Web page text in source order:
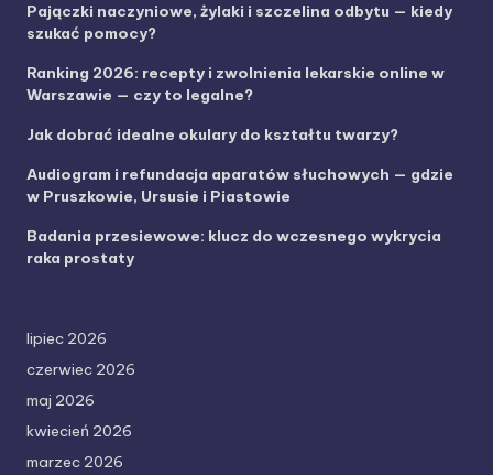
Pajączki naczyniowe, żylaki i szczelina odbytu — kiedy
szukać pomocy?
Ranking 2026: recepty i zwolnienia lekarskie online w
Warszawie — czy to legalne?
Jak dobrać idealne okulary do kształtu twarzy?
Audiogram i refundacja aparatów słuchowych — gdzie
w Pruszkowie, Ursusie i Piastowie
Badania przesiewowe: klucz do wczesnego wykrycia
raka prostaty
lipiec 2026
czerwiec 2026
maj 2026
kwiecień 2026
marzec 2026